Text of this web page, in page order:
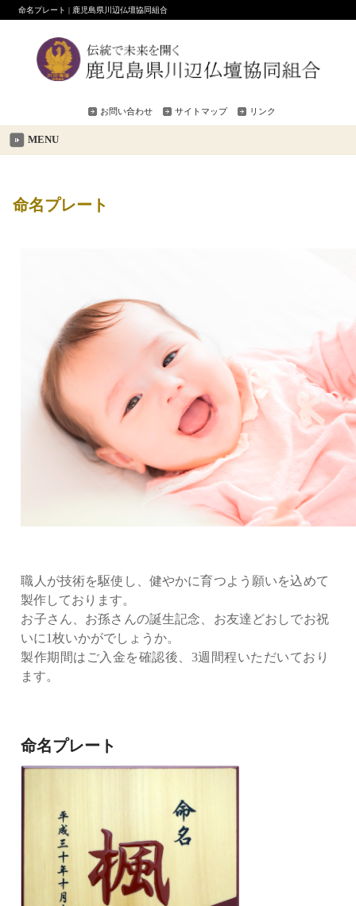
命名プレート | 鹿児島県川辺仏壇協同組合
お問い合わせ サイトマップ リンク
MENU
命名プレート
職人が技術を駆使し、健やかに育つよう願いを込めて
製作しております。
お子さん、お孫さんの誕生記念、お友達どおしでお祝
いに1枚いかがでしょうか。
製作期間はご入金を確認後、3週間程いただいており
ます。
命名プレート